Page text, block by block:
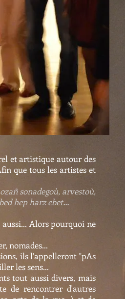
et artistique autour des
que tous les artistes et
sonadegoù, arvestoù,
hep harz ebet…
aussi... Alors pourquoi ne
nomades...
ils l'appelleront "pAs
les sens...
tout aussi divers, mais
de rencontrer d'autres